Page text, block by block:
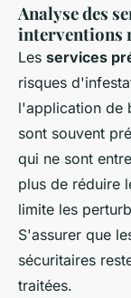
Analyse des
interventions
Les services
risques
l'application de
sont souvent
qui ne sont
plus de réduire
limite les
S'assurer que
sécuritaires
traitées.